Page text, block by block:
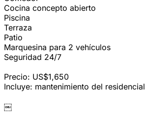
Cocina concepto abierto
Piscina
Terraza
Patio
Marquesina para 2 vehículos
Seguridad 24/7
Precio: US$1,650
Incluye: mantenimiento del residencial
￼⁨⁩